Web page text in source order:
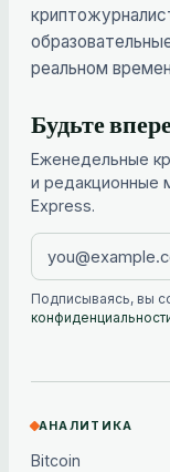
реальном
Будьте
Еженедельные
и редакционные
Express.
Подписываясь, вы
АНАЛИТИКА
Bitcoin